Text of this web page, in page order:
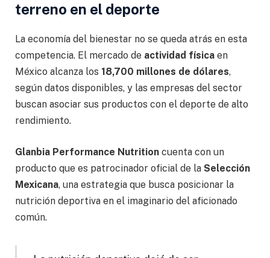
terreno en el deporte
La economía del bienestar no se queda atrás en esta
competencia. El mercado de actividad física en
México alcanza los 18,700 millones de dólares,
según datos disponibles, y las empresas del sector
buscan asociar sus productos con el deporte de alto
rendimiento.
Glanbia Performance Nutrition cuenta con un
producto que es patrocinador oficial de la Selección
Mexicana, una estrategia que busca posicionar la
nutrición deportiva en el imaginario del aficionado
común.